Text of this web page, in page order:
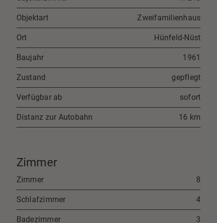
Objektart Zweifamilienhaus
Ort Hünfeld-Nüst
Baujahr 1961
Zustand gepflegt
Verfügbar ab sofort
Distanz zur Autobahn 16 km
Zimmer
Zimmer 8
Schlafzimmer 4
Badezimmer 3